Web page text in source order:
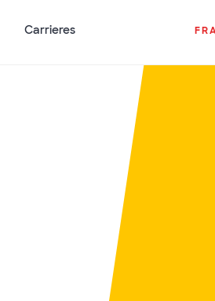
Carrieres